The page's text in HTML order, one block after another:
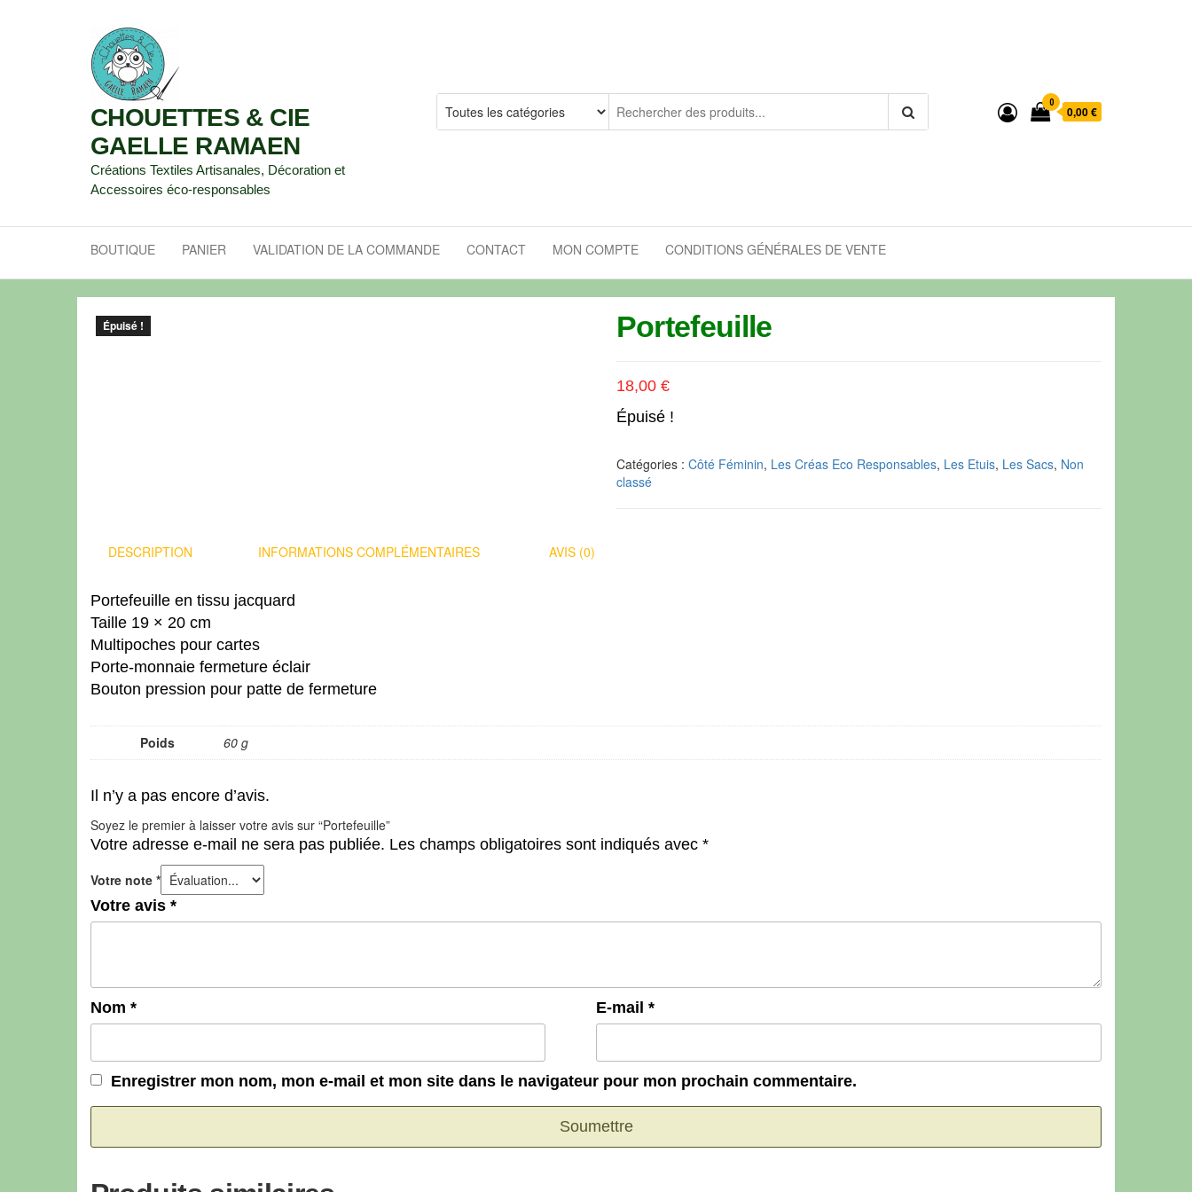
CHOUETTES & CIE
GAELLE RAMAEN
Créations Textiles Artisanales, Décoration et
Accessoires éco-responsables
0
0,00 €
BOUTIQUE PANIER VALIDATION DE LA COMMANDE CONTACT MON COMPTE CONDITIONS GÉNÉRALES DE VENTE
Épuisé ! Portefeuille
18,00 €
Épuisé !
Catégories : Côté Féminin, Les Créas Eco Responsables, Les Etuis, Les Sacs, Non
classé
DESCRIPTION INFORMATIONS COMPLÉMENTAIRES AVIS (0)
Portefeuille en tissu jacquard
Taille 19 × 20 cm
Multipoches pour cartes
Porte-monnaie fermeture éclair
Bouton pression pour patte de fermeture
Poids 60 g
Il n’y a pas encore d’avis.
Soyez le premier à laisser votre avis sur “Portefeuille”
Votre adresse e-mail ne sera pas publiée. Les champs obligatoires sont indiqués avec *
Votre note *
Votre avis *
Nom * E-mail *
Enregistrer mon nom, mon e-mail et mon site dans le navigateur pour mon prochain commentaire.